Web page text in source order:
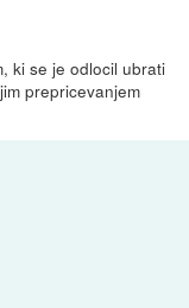
ki se je odlocil ubrati
prepricevanjem